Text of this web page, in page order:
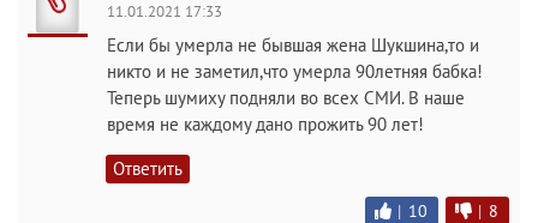
11.01.2021 17:33
Если бы умерла не бывшая жена Шукшина,то и
никто и не заметил,что умерла 90летняя бабка!
Теперь шумиху подняли во всех СМИ. В наше
время не каждому дано прожить 90 лет!
Ответить
| 10 | 8